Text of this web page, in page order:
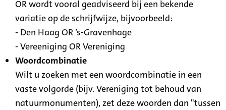
OR wordt vooral geadviseerd bij een bekende
variatie op de schrijfwijze, bijvoorbeeld:
- Den Haag OR ’s-Gravenhage
- Vereeniging OR Vereniging
Woordcombinatie
Wilt u zoeken met een woordcombinatie in een
vaste volgorde (bijv. Vereniging tot behoud van
natuurmonumenten), zet deze woorden dan "tussen